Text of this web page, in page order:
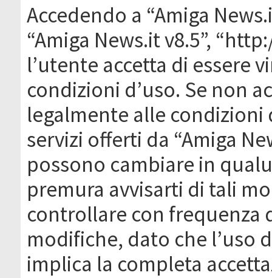
Accedendo a “Amiga
“Amiga News.it v8.5”,
l’utente accetta di essere
condizioni d’uso. Se non
legalmente alle condizioni
servizi offerti da “Amiga
possono cambiare in
premura avvisarti di tali
controllare con frequenza
modifiche, dato che l’uso
implica la completa